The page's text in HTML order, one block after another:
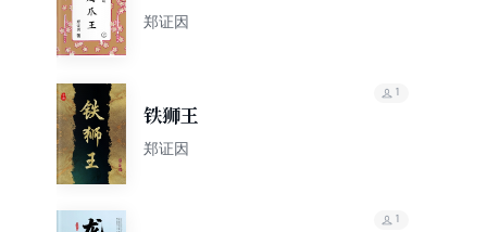
郑证因
铁狮王
郑证因
1
1